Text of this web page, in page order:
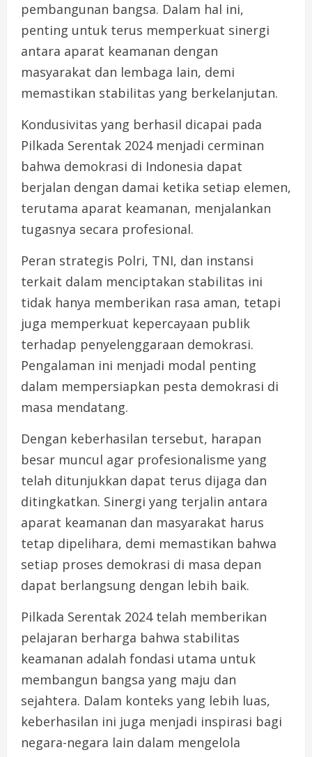
pembangunan bangsa. Dalam hal ini,
penting untuk terus memperkuat sinergi
antara aparat keamanan dengan
masyarakat dan lembaga lain, demi
memastikan stabilitas yang berkelanjutan.
Kondusivitas yang berhasil dicapai pada
Pilkada Serentak 2024 menjadi cerminan
bahwa demokrasi di Indonesia dapat
berjalan dengan damai ketika setiap elemen,
terutama aparat keamanan, menjalankan
tugasnya secara profesional.
Peran strategis Polri, TNI, dan instansi
terkait dalam menciptakan stabilitas ini
tidak hanya memberikan rasa aman, tetapi
juga memperkuat kepercayaan publik
terhadap penyelenggaraan demokrasi.
Pengalaman ini menjadi modal penting
dalam mempersiapkan pesta demokrasi di
masa mendatang.
Dengan keberhasilan tersebut, harapan
besar muncul agar profesionalisme yang
telah ditunjukkan dapat terus dijaga dan
ditingkatkan. Sinergi yang terjalin antara
aparat keamanan dan masyarakat harus
tetap dipelihara, demi memastikan bahwa
setiap proses demokrasi di masa depan
dapat berlangsung dengan lebih baik.
Pilkada Serentak 2024 telah memberikan
pelajaran berharga bahwa stabilitas
keamanan adalah fondasi utama untuk
membangun bangsa yang maju dan
sejahtera. Dalam konteks yang lebih luas,
keberhasilan ini juga menjadi inspirasi bagi
negara-negara lain dalam mengelola